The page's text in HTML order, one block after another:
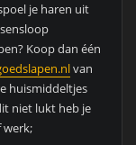
je haren uit
Koop dan één
van
huismiddeltjes
niet lukt heb je
werk;